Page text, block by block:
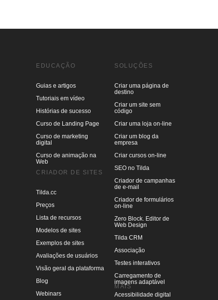
Guias e artigos
Tutoriais em vídeo
Histórias de sucesso
Curso de Landing Page
Curso de marketing
digital
Curso de animação na
Web
EDUCAÇÃO
Tilda.cc
Preços
Lista de recursos
Modelos de sites
Exemplos de sites
Avaliações de usuários
Visão geral da plataforma
Blog
Webinars
CRIADOR DE SITES
MAIS
Criar uma página de
destino
Criar um site sem
código
Criar uma loja on-line
Criar um blog da
empresa
Criar cursos on-line
SEO no Tilda
Criador de campanhas
de e-mail
Criador de formulários
on-line
Zero Block. Editor de
Web Design
Tilda CRM
Associação
Testes interativos
Carregamento de
imagens adaptável
Acessibilidade digital
SOLUÇÕES